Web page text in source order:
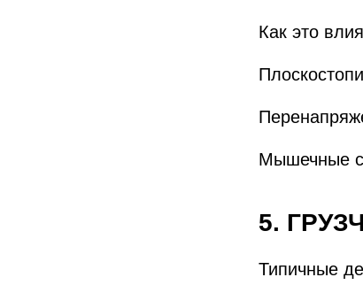
Как это
Мышечные
5.
Типичные